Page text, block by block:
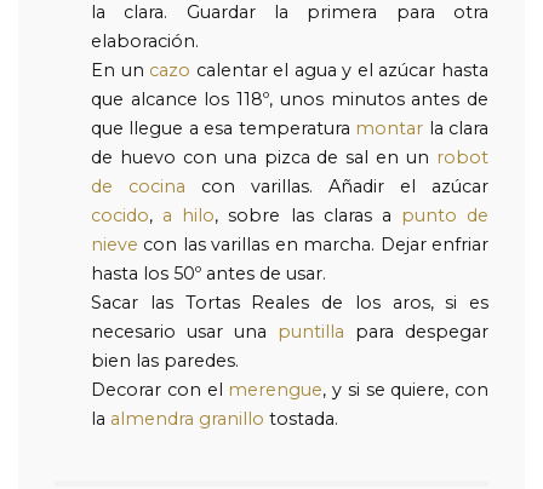
la clara. Guardar la primera para otra
elaboración.
En un cazo calentar el agua y el azúcar hasta
que alcance los 118º, unos minutos antes de
que llegue a esa temperatura montar la clara
de huevo con una pizca de sal en un robot
de cocina con varillas. Añadir el azúcar
cocido, a hilo, sobre las claras a punto de
nieve con las varillas en marcha. Dejar enfriar
hasta los 50º antes de usar.
Sacar las Tortas Reales de los aros, si es
necesario usar una puntilla para despegar
bien las paredes.
Decorar con el merengue, y si se quiere, con
la almendra granillo tostada.